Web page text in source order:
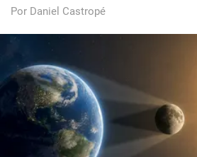
Por Daniel Castropé